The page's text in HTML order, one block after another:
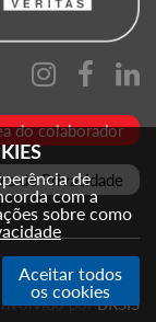
de
com a
sobre como
Aceitar todos
os cookies
do colaborador
de Privacidade
porBRSIS